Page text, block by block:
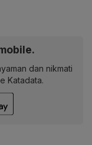
dan nikmati
Katadata.